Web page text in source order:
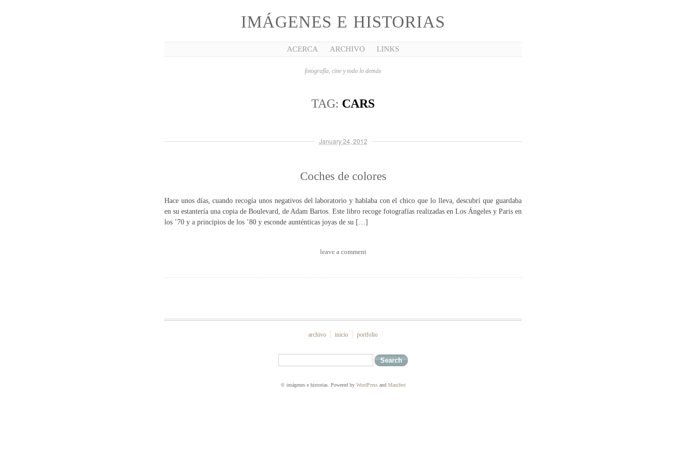
IMÁGENES E HISTORIAS
ACERCA ARCHIVO LINKS
fotografía, cine y todo lo demás
TAG: CARS
January 24, 2012
Coches de colores
Hace unos días, cuando recogía unos negativos del laboratorio y hablaba con el chico que lo lleva, descubrí que guardaba
en su estantería una copia de Boulevard, de Adam Bartos. Este libro recoge fotografías realizadas en Los Ángeles y Paris en
los ’70 y a principios de los ’80 y esconde aunténticas joyas de su […]
leave a comment
archivo inicio portfolio
© imágenes e historias. Powered by WordPressand Manifest